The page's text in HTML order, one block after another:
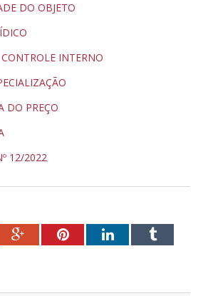
DO OBJETO
INTERNO
DO PREÇO
12/2022
Google+PinterestLinkedInTumblr